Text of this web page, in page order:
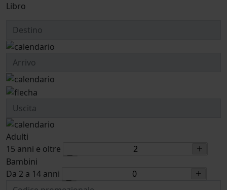
Libro
Adulti
15 anni e oltre
Bambini
Da 2 a 14 anni